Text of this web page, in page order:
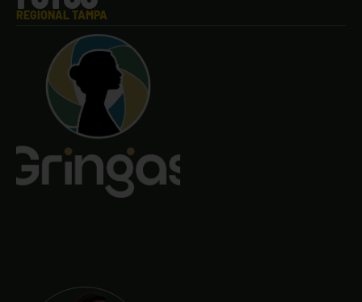
REGIONAL TAMPA